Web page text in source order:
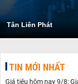
Tân Liên Phát
TIN MỚI NHẤT
Giá tiêu hôm nay 9/8: